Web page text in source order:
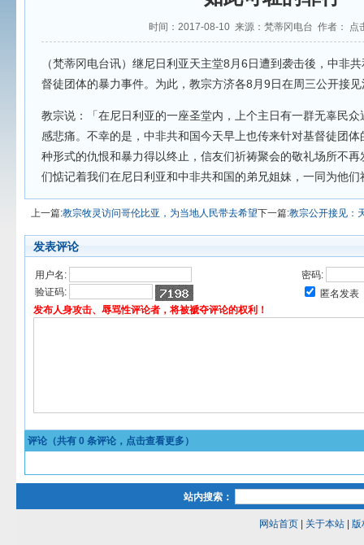
时间：2017-08-10 来源：梵蒂冈电台 作者： 点
（梵蒂冈电台讯）继尼日利亚天主堂8月6日遭到袭击後，中非
督徒团体的暴力事件。为此，教宗方济各8月9日在周三公开接
教宗说：「在尼日利亚的一座圣堂内，上个主日有一群无辜民
感悲痛。不幸的是，中非共和国今天早上也传来针对基督徒团
种形式的仇恨和暴力得以终止，信友们祈祷聚会的敬礼场所不
们惦记着我们在尼日利亚和中非共和国的弟兄姐妹，一同为他们
上一篇:教宗牧灵访问哥伦比亚，为当地人民带去希望下一篇:教宗公开接见：
发表评论
用户名:
密码:
验证码:
匿名发表
发布人身攻击、辱骂性评论者，将被褫夺评论的权利！
评论（共有 0 条评论，点击查看更多）
站内搜索：
网站首页| 关于本站| 版